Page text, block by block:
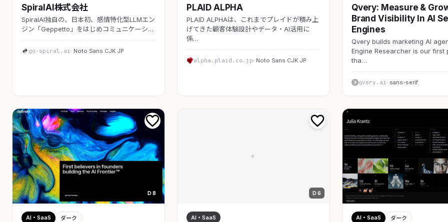
SpiralAI株式会社
SpiralAI独自の、日本初、感情特化型LLMエン
ジン「Geppetto」をはじめコミュニケーシ…
go-spiral.ai · Noto Sans CJK JP
PLAID ALPHA
PLAID ALPHAは、これまでプレイドが積み上
げてきた顧客体験設計やデータ・AI活用に
係…
alpha.plaid.co.jp· Noto Sans CJK JP
Qvery: Measure &
Brand Visibility In AI
Engines
Qvery builds marketing AI
Engine Researcher is our first
tha…
qvery.ai · sans-serif
D 8
AI・SaaS ダーク
D 6
AI・SaaS AI・SaaS ダーク